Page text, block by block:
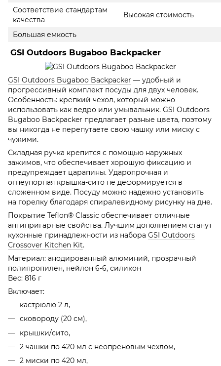
Соответствие стандартам
качества
Высокая стоимость
Большая емкость
GSI Outdoors Bugaboo Backpacker
GSI Outdoors Bugaboo Backpacker — удобный и
прогрессивный комплект посуды для двух человек.
Особенность: крепкий чехол, который можно
использовать как ведро или умывальник. GSI Outdoors
Bugaboo Backpacker предлагает разные цвета, поэтому
вы никогда не перепутаете свою чашку или миску с
чужими.
Складная ручка крепится с помощью наружных
зажимов, что обеспечивает хорошую фиксацию и
предупреждает царапины. Ударопрочная и
огнеупорная крышка-сито не деформируется в
сложенном виде. Посуду можно надежно установить
на горелку благодаря спиралевидному рисунку на дне.
Покрытие Teflon® Classic обеспечивает отличные
антипригарные свойства. Лучшим дополнением станут
кухонные принадлежности из набора GSI Outdoors
Crossover Kitchen Kit.
Материал: анодированный алюминий, прозрачный
полипропилен, нейлон 6-6, силикон
Вес: 816 г
Включает:
кастрюлю 2 л,
сковороду (20 см),
крышки/сито,
2 чашки по 420 мл с неопреновым чехлом,
2 миски по 420 мл,